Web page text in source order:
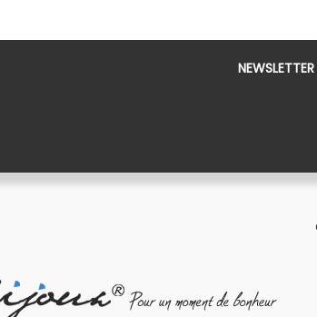
NEWSLETTER